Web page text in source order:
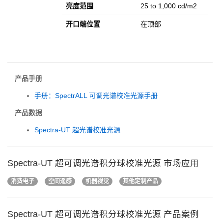
亮度范围 25 to 1,000 cd/m2
开口端位置 在顶部
产品手册
手册：SpectrALL 可调光谱校准光源手册
产品数据
Spectra-UT 超光谱校准光源
Spectra-UT 超可调光谱积分球校准光源 市场应用
消费电子 空间遥感 机器视觉 其他定制产品
Spectra-UT 超可调光谱积分球校准光源 产品案例